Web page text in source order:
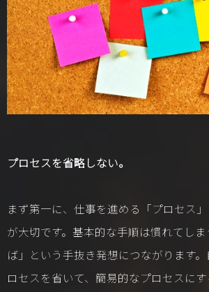
プロセスを省略しない。
まず第一に、仕事を進める「プロセス
が大切です。基本的な手順は慣れてし
ば」という手抜き発想につながります
ロセスを省いて、簡易的なプロセスに